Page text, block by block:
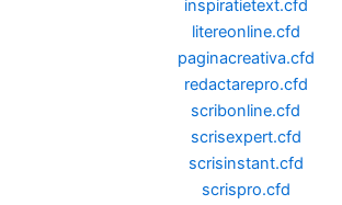
inspiratietext.cfd
litereonline.cfd
paginacreativa.cfd
redactarepro.cfd
scribonline.cfd
scrisexpert.cfd
scrisinstant.cfd
scrispro.cfd